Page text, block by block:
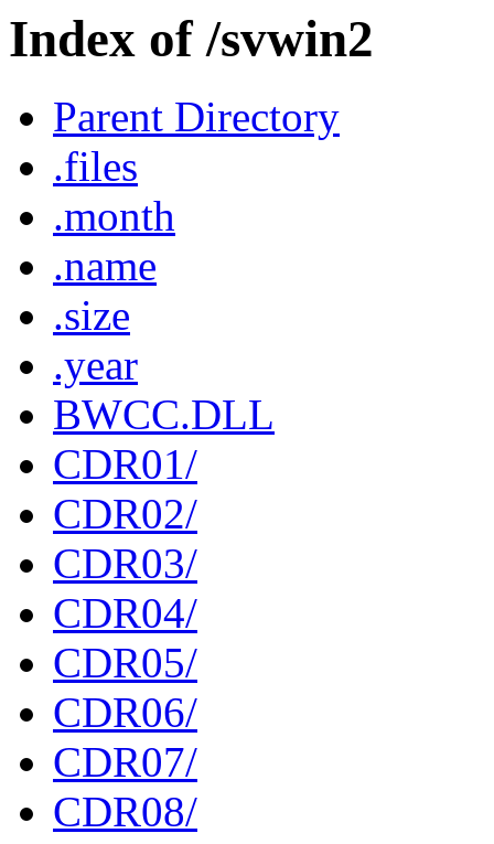
Index of /svwin2
Parent Directory
.files
.month
.name
.size
.year
BWCC.DLL
CDR01/
CDR02/
CDR03/
CDR04/
CDR05/
CDR06/
CDR07/
CDR08/